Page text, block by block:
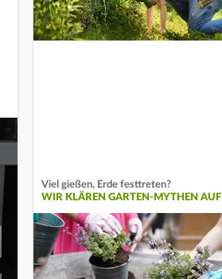
Viel gießen, Erde festtreten?
WIR KLÄREN GARTEN-MYTHEN AUF